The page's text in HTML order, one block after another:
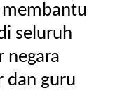
seluruh
negara
dan guru